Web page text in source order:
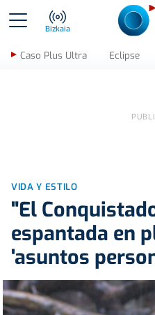
Bizkaia
Caso Plus Ultra Eclipse
VIDA Y ESTILO
"El
espantada en
'asuntos